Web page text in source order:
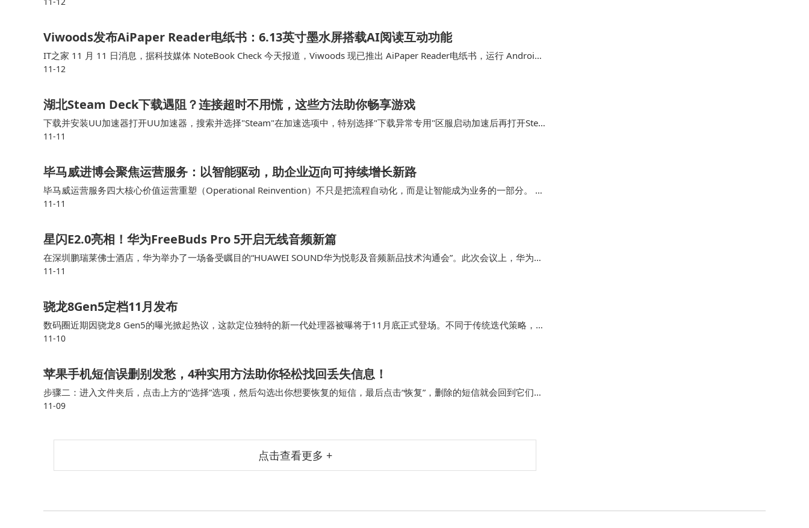
的视频分辨率较低，画面不够清晰，而荣旭传媒的4K 超高清视频拍摄制作让画面质量有了质的提升；传统…
Viwoods发布AiPaper Reader电纸书：6.13英寸墨水屏搭载AI阅读互动功能
IT之家 11 月 11 日消息，据科技媒体 NoteBook Check 今天报道，Viwoods 现已推出 AiPaper Reader电纸书，运行 Android
16 操作系统，机身配备专用 AI …
11-12
湖北Steam Deck下载遇阻？连接超时不用慌，这些方法助你畅享游戏
下载并安装UU加速器打开UU加速器，搜索并选择"Steam"在加速选项中，特别选择"下载异常专用"区服启动加速后再打开Stea
m Deck进行下载许多湖北用户反馈，使用这种方式后，原本停滞的下载进度条重新开…
11-11
毕马威进博会聚焦运营服务：以智能驱动，助企业迈向可持续增长新路
毕马威运营服务四大核心价值运营重塑（Operational Reinvention）不只是把流程自动化，而是让智能成为业务的一部分。 在
复杂监管中确保透明与合规在多业务场景中提升客户体验与决策质量在跨职能协作…
11-11
星闪E2.0亮相！华为FreeBuds Pro 5开启无线音频新篇
在深圳鹏瑞莱佛士酒店，华为举办了一场备受瞩目的“HUAWEI SOUND华为悦彰及音频新品技术沟通会”。此次会议上，华为低
调却震撼地推出了星闪E2.0技术，这一举动犹如在无线音频领域投下了一颗重磅炸弹，预示着蓝牙时代即将迎来重大变革。
11-11
骁龙8Gen5定档11月发布
数码圈近期因骁龙8 Gen5的曝光掀起热议，这款定位独特的新一代处理器被曝将于11月底正式登场。不同于传统迭代策略，其
采用旗舰级架构与中端定价的组合，在性能与成本间寻求突破，引发消费者对“高性能普惠化”的期待。据供应链消息，首批搭载
11-10
苹果手机短信误删别发愁，4种实用方法助你轻松找回丢失信息！
步骤二：进入文件夹后，点击上方的“选择”选项，然后勾选出你想要恢复的短信，最后点击“恢复”，删除的短信就会回到它们原
来的位置。 苹果短信恢复方法4.运营商协助原本满心期待地收到一条重要的手机短信，还没好好看…
11-09
点击查看更多 +